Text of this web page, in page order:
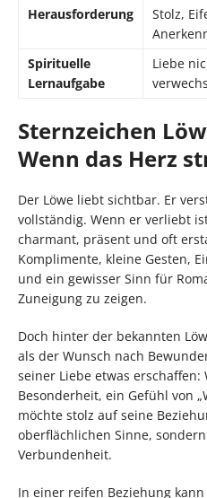
Herausforderung
Stolz,
Spirituelle
Lernaufgabe
Liebe
Sternzeichen
Wenn das Herz
Der Löwe liebt sichtbar. Er
vollständig. Wenn er verliebt
charmant, präsent und oft
Komplimente, kleine Gesten,
und ein gewisser Sinn für
Zuneigung zu zeigen.
Doch hinter der bekannten
als der Wunsch nach
seiner Liebe etwas erschaffen:
Besonderheit, ein Gefühl von
möchte stolz auf seine
oberflächlichen Sinne,
Verbundenheit.
In einer reifen Beziehung